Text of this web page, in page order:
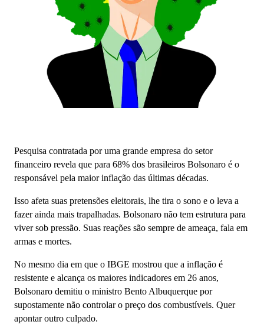
Pesquisa contratada por uma grande empresa do setor
financeiro revela que para 68% dos brasileiros Bolsonaro é o
responsável pela maior inflação das últimas décadas.
Isso afeta suas pretensões eleitorais, lhe tira o sono e o leva a
fazer ainda mais trapalhadas. Bolsonaro não tem estrutura para
viver sob pressão. Suas reações são sempre de ameaça, fala em
armas e mortes.
No mesmo dia em que o IBGE mostrou que a inflação é
resistente e alcança os maiores indicadores em 26 anos,
Bolsonaro demitiu o ministro Bento Albuquerque por
supostamente não controlar o preço dos combustíveis. Quer
apontar outro culpado.